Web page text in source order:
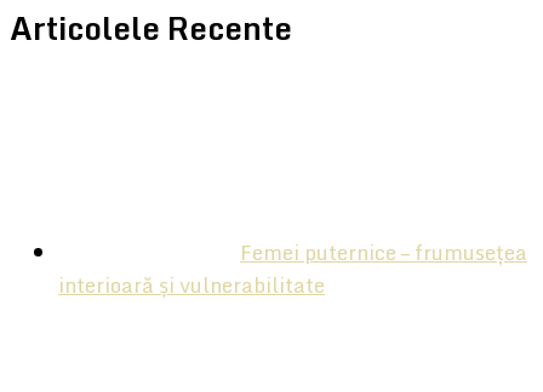
Articolele Recente
Femei puternice – frumusețea
interioară și vulnerabilitate